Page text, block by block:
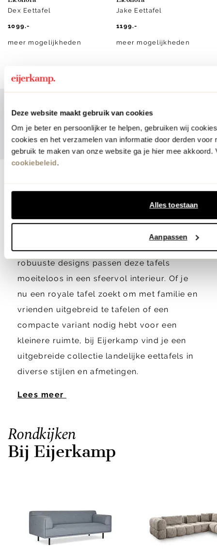
Deze website maakt gebruik van cookies
Om je beter en persoonlijker te helpen, gebruiken wij
cookies en het verzamelen van informatie door derden voor
gebruik te maken van onze website ga je hier mee akkoord.
cookiebeleid.
Alles toestaan
Aanpassen
Dex Eettafel
1099.-
meer mogelijkheden
Jake Eettafel
1199.-
meer mogelijkheden
Vorige
1 2
Volgende
Landelijke eettafels
robuuste designs passen deze tafels
moeiteloos in een sfeervol interieur. Of je
nu een royale tafel zoekt om met familie en
vrienden uitgebreid te tafelen of een
compacte variant nodig hebt voor een
kleinere ruimte, bij Eijerkamp vind je een
uitgebreide collectie landelijke eettafels in
diverse stijlen en afmetingen.
Lees meer
Rondkijken
Bij Eijerkamp